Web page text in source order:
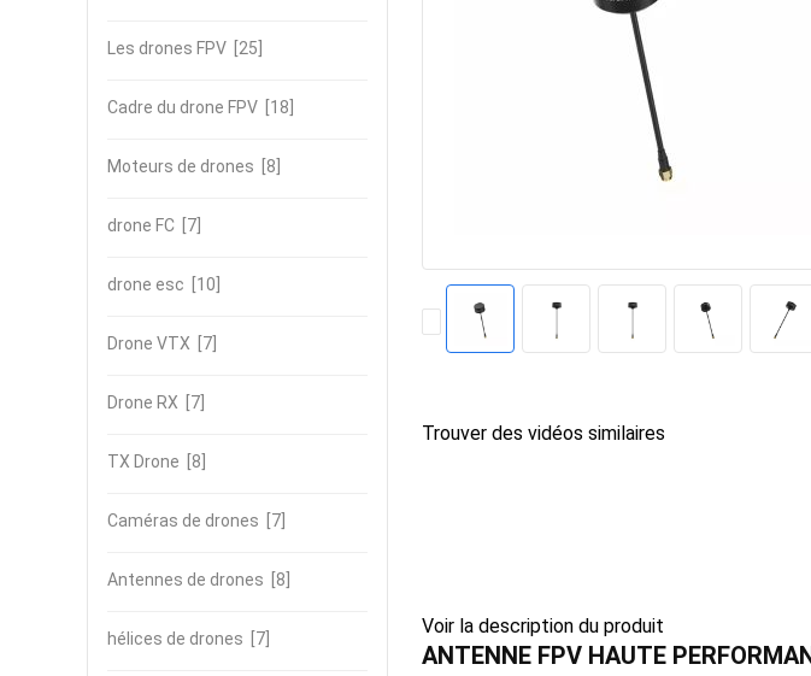
Les drones FPV [25]
Cadre du drone FPV [18]
Moteurs de drones [8]
drone FC [7]
drone esc [10]
Drone VTX [7]
Drone RX [7]
TX Drone [8]
Caméras de drones [7]
Antennes de drones [8]
hélices de drones [7]
Trouver des vidéos similaires
Voir la description du produit
ANTENNE FPV HAUTE